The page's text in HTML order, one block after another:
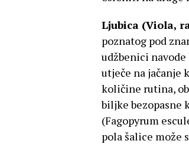
Ljubica (Viola,
poznatog pod
udžbenici
utječe na jačanje
količine rutina,
biljke bezopasne
(Fagopyrum
pola šalice može